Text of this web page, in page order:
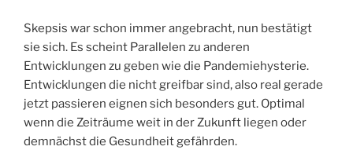
Skepsis war schon immer angebracht, nun bestätigt
sie sich. Es scheint Parallelen zu anderen
Entwicklungen zu geben wie die Pandemiehysterie.
Entwicklungen die nicht greifbar sind, also real gerade
jetzt passieren eignen sich besonders gut. Optimal
wenn die Zeiträume weit in der Zukunft liegen oder
demnächst die Gesundheit gefährden.